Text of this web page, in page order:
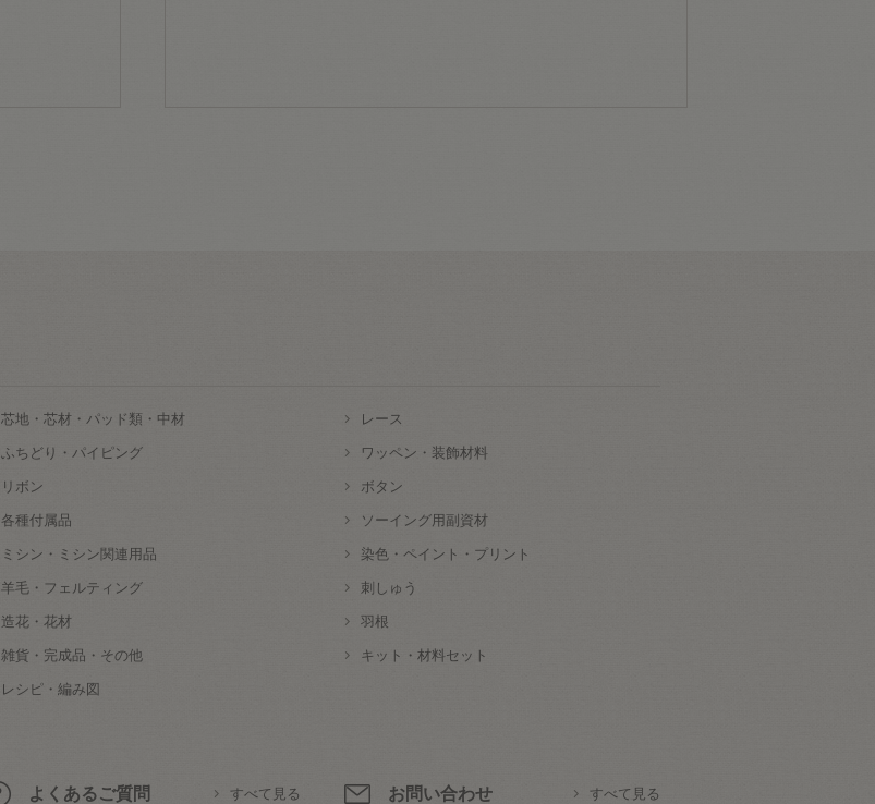
芯地・芯材・パッド類・中材 レース
ふちどり・パイピング ワッペン・装飾材料
リボン ボタン
各種付属品 ソーイング用副資材
ミシン・ミシン関連用品 染色・ペイント・プリント
羊毛・フェルティング 刺しゅう
造花・花材 羽根
雑貨・完成品・その他 キット・材料セット
レシピ・編み図
よくあるご質問 すべて見る お問い合わせ すべて見る